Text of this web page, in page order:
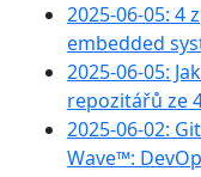
2025-06-05: 4
embedded
2025-06-05:
repozitářů ze
2025-06-02:
Wave™: